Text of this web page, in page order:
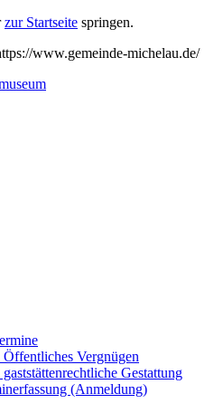
zur Startseite springen.
www.gemeinde-michelau.de/
Vergnügen
Gestattung
(Anmeldung)